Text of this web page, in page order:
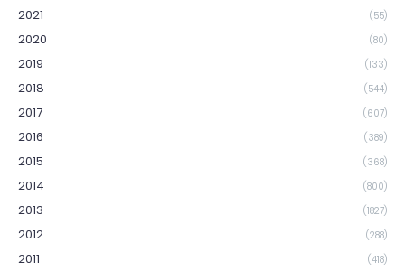
2021 (55)
2020 (80)
2019 (133)
2018 (544)
2017 (607)
2016 (389)
2015 (368)
2014 (800)
2013 (1827)
2012 (288)
2011 (418)